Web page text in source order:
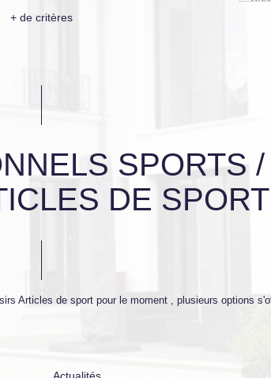
+ de critères
SPORTS /
DE SPORT
Articles de sport pour le moment , plusieurs options